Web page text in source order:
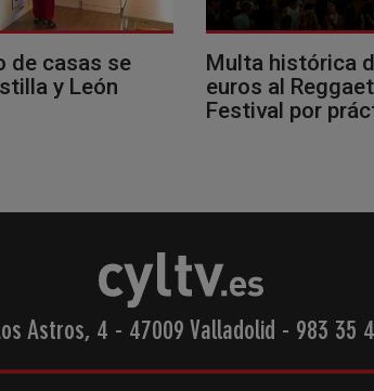
de casas se
y León
Multa histórica
euros al
Festival por
Astros, 4 - 47009 Valladolid - 983 35